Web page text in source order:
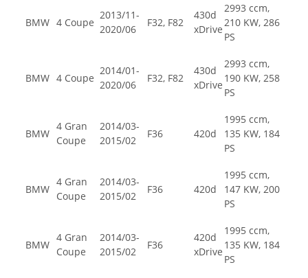
BMW 4 Coupe
2013/11-
2020/06
F32, F82
430d
xDrive
2993 ccm,
210 KW, 286
PS
BMW 4 Coupe
2014/01-
2020/06
F32, F82
430d
xDrive
2993 ccm,
190 KW, 258
PS
BMW
4 Gran
Coupe
2014/03-
2015/02
F36 420d
1995 ccm,
135 KW, 184
PS
BMW
4 Gran
Coupe
2014/03-
2015/02
F36 420d
1995 ccm,
147 KW, 200
PS
BMW
4 Gran
Coupe
2014/03-
2015/02
F36
420d
xDrive
1995 ccm,
135 KW, 184
PS